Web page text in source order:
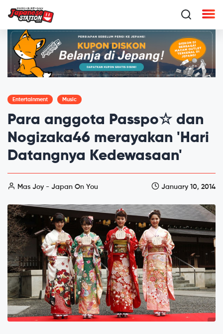
Entertainment Music
Para anggota Passpo☆ dan
Nogizaka46 merayakan 'Hari
Datangnya Kedewasaan'
Mas Joy - Japan On You January 10, 2014